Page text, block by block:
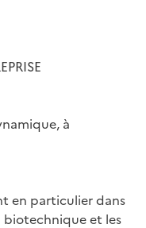
à
en particulier dans
biotechnique et les